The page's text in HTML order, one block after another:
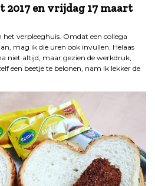
2017 en vrijdag 17 maart
verpleeghuis. Omdat een collega
mag ik die uren ook invullen. Helaas
niet altijd, maar gezien de werkdruk,
een beetje te belonen, nam ik lekker de